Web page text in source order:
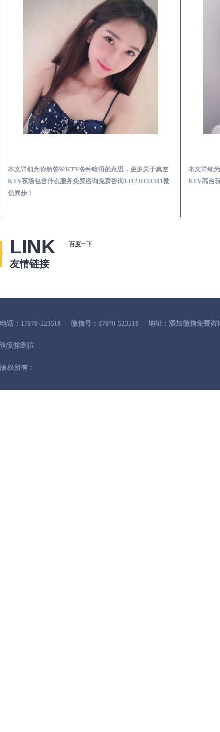
本文详细为你解答荤KTV各种暗语的意思，更多关于真空
KTV夜场包含什么服务免费咨询免费咨询1312 0333301微
信同步！
本文详细
KTV高台
LINK
友情链接
百度一下
电话：17070-523518 微信号：17070-523518 地址：添加微信免费
询安排到位
版权所有：